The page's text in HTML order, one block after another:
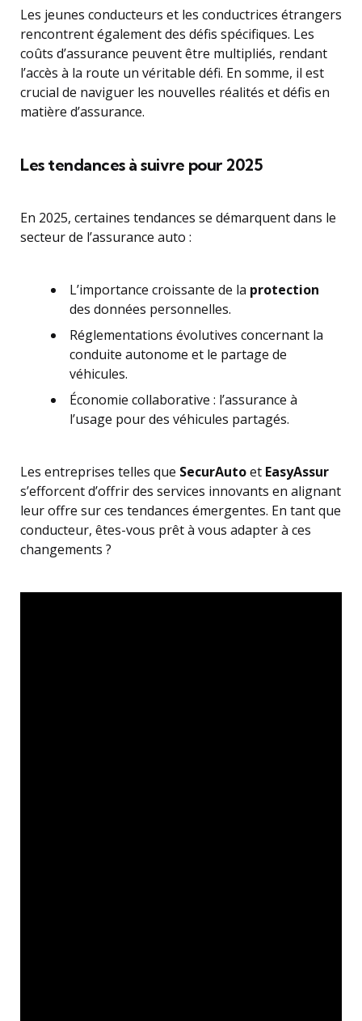
Les jeunes conducteurs et les conductrices étrangers
rencontrent également des défis spécifiques. Les
coûts d’assurance peuvent être multipliés, rendant
l’accès à la route un véritable défi. En somme, il est
crucial de naviguer les nouvelles réalités et défis en
matière d’assurance.
Les tendances à suivre pour 2025
En 2025, certaines tendances se démarquent dans le
secteur de l’assurance auto :
L’importance croissante de la protection
des données personnelles.
Réglementations évolutives concernant la
conduite autonome et le partage de
véhicules.
Économie collaborative : l’assurance à
l’usage pour des véhicules partagés.
Les entreprises telles que SecurAutoet EasyAssur
s’efforcent d’offrir des services innovants en alignant
leur offre sur ces tendances émergentes. En tant que
conducteur, êtes-vous prêt à vous adapter à ces
changements ?